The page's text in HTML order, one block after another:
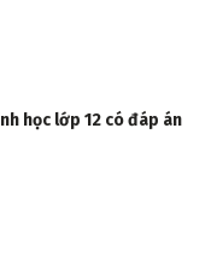
học lớp 12 có đáp án